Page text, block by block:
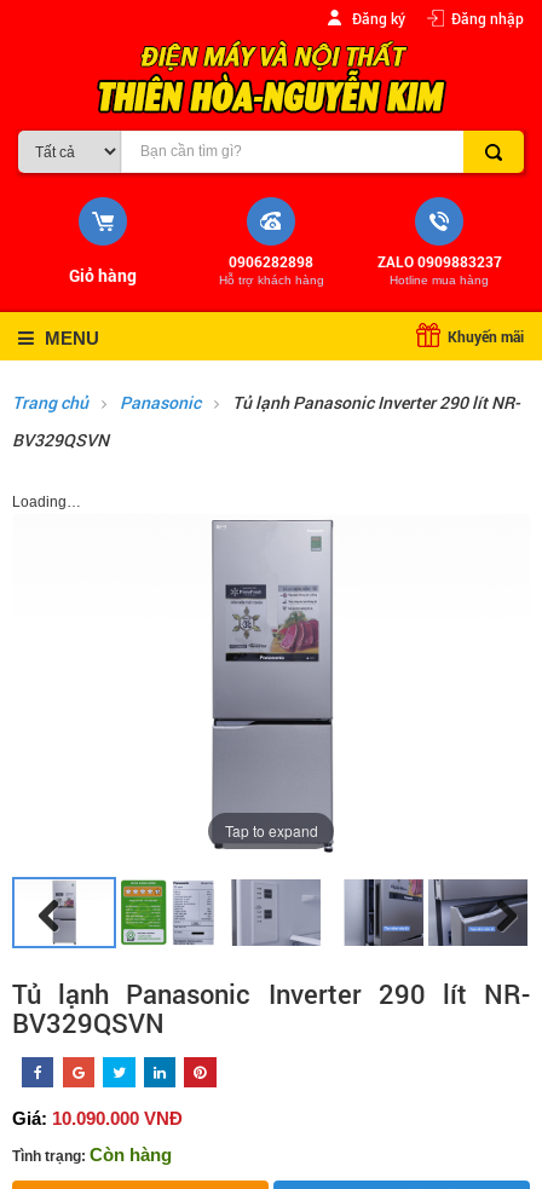
Đăng ký Đăng nhập
ZALO 0909883237
Hotline mua hàng
0906282898
Hỗ trợ khách hàng
Giỏ hàng
Khuyến mãi
MENU
Trang chủ Panasonic
Tủ lạnh Panasonic Inverter 290 lít NR-
BV329QSVN
Loading…
Tap to expand
Tủ lạnh Panasonic Inverter 290 lít NR-
BV329QSVN
Giá: 10.090.000 VNĐ
Tình trạng: Còn hàng